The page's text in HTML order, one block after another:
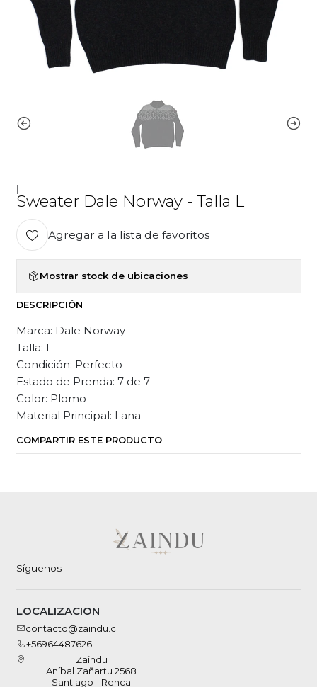
Sweater Dale Norway - Talla L
Agregar a la lista de favoritos
Mostrar stock de ubicaciones
DESCRIPCIÓN
Marca: Dale Norway
Talla: L
Condición: Perfecto
Estado de Prenda: 7 de 7
Color: Plomo
Material Principal: Lana
COMPARTIR ESTE PRODUCTO
Síguenos
LOCALIZACION
contacto@zaindu.cl
+56964487626
Zaindu
Aníbal Zañartu 2568
Santiago - Renca